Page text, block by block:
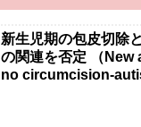
新生児期の包皮切除
の関連を否定 （
no circumcision-